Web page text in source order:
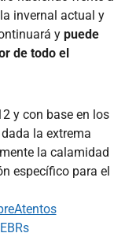
invernal actual y
y puede
de todo el
y con base en los
la extrema
la calamidad
específico para el